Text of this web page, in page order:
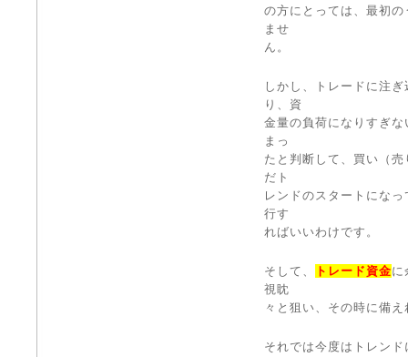
の方にとっては、最初
ませ
ん。
しかし、トレードに注ぎ
り、資
金量の負荷になりすぎ
まっ
たと判断して、買い（
だト
レンドのスタートにな
行す
ればいいわけです。
そして、 トレード資金に
視眈
々と狙い、その時に備
それでは今度はトレン